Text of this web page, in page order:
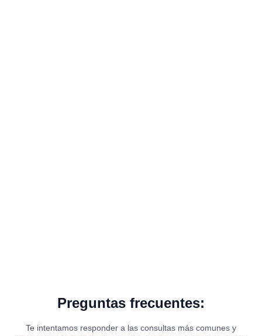
Preguntas frecuentes:
Te intentamos responder a las consultas más comunes y